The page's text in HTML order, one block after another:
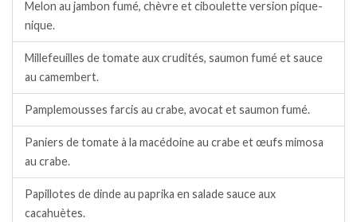
Melon au jambon fumé, chèvre et ciboulette version pique-
nique.
Millefeuilles de tomate aux crudités, saumon fumé et sauce
au camembert.
Pamplemousses farcis au crabe, avocat et saumon fumé.
Paniers de tomate à la macédoine au crabe et œufs mimosa
au crabe.
Papillotes de dinde au paprika en salade sauce aux
cacahuètes.